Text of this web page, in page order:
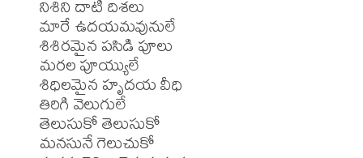
మారే ఉదయమవునులే
శిశిరమైన పసిడి పూలు
మరల పూయ్యులే
శిధిలమైన హృదయ వీధి
తిరిగి వెలుగులే
తెలుసుకో తెలుసుకో
మనసునే గెలుచుకో